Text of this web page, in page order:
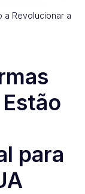
a Revolucionar a
para